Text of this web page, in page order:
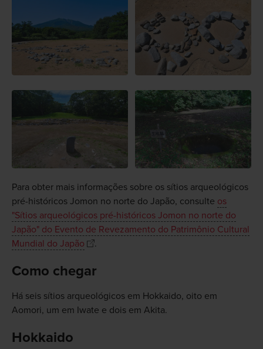
Para obter mais informações sobre os sítios arqueológicos
pré-históricos Jomon no norte do Japão, consulte os
"Sítios arqueológicos pré-históricos Jomon no norte do
Japão" do Evento de Revezamento do Patrimônio Cultural
Mundial do Japão
.
Como chegar
Há seis sítios arqueológicos em Hokkaido, oito em
Aomori, um em Iwate e dois em Akita.
Hokkaido